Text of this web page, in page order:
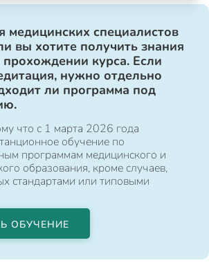
медицинских специалистов
вы хотите получить знания
курса. Если
нужно отдельно
ли программа под
что с 1 марта 2026 года
обучение по
программам медицинского и
образования, кроме случаев,
стандартами или типовыми
ОБУЧЕНИЕ